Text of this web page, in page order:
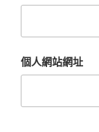
個人網站網址